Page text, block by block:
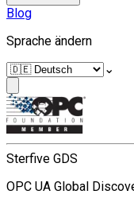
Blog
Sprache ändern
⌄
Sterfive GDS
OPC UA Global